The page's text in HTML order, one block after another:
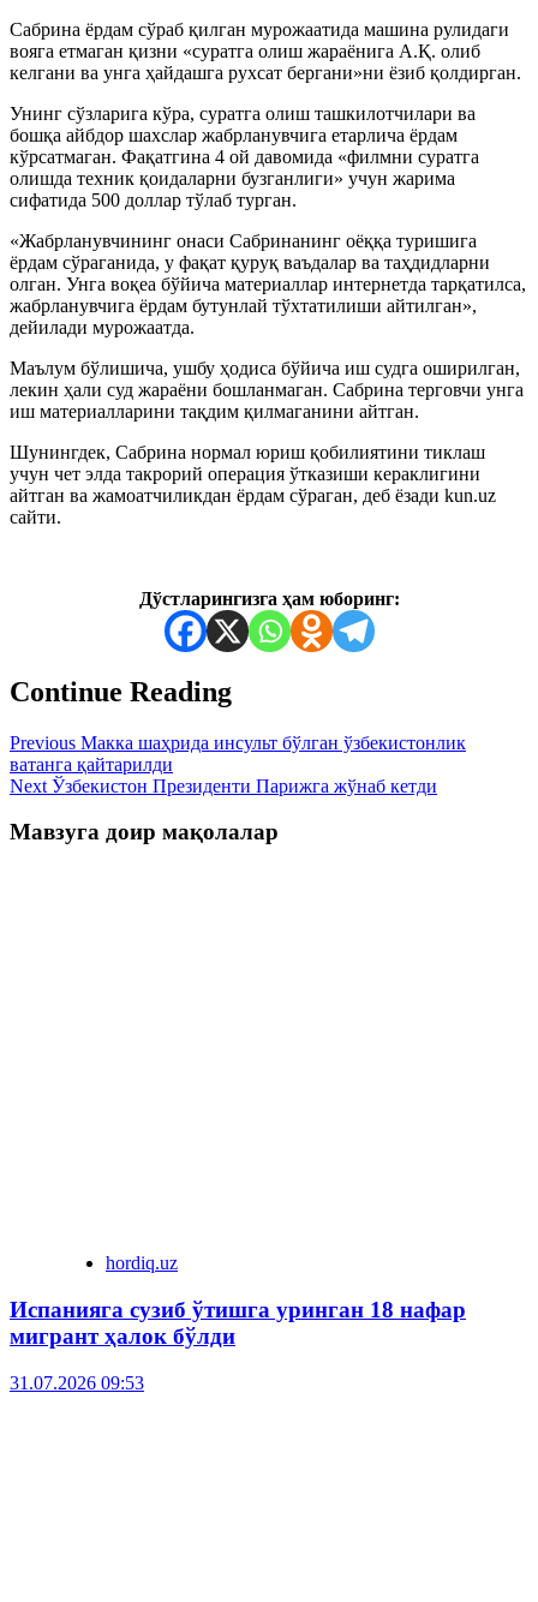
Сабрина ёрдам сўраб қилган мурожаатида машина рулидаги
вояга етмаган қизни «суратга олиш жараёнига А.Қ. олиб
келгани ва унга ҳайдашга рухсат бергани»ни ёзиб қолдирган.
Унинг сўзларига кўра, суратга олиш ташкилотчилари ва
бошқа айбдор шахслар жабрланувчига етарлича ёрдам
кўрсатмаган. Фақатгина 4 ой давомида «филмни суратга
олишда техник қоидаларни бузганлиги» учун жарима
сифатида 500 доллар тўлаб турган.
«Жабрланувчининг онаси Сабринанинг оёққа туришига
ёрдам сўраганида, у фақат қуруқ ваъдалар ва таҳдидларни
олган. Унга воқеа бўйича материаллар интернетда тарқатилса,
жабрланувчига ёрдам бутунлай тўхтатилиши айтилган»,
дейилади мурожаатда.
Маълум бўлишича, ушбу ҳодиса бўйича иш судга оширилган,
лекин ҳали суд жараёни бошланмаган. Сабрина терговчи унга
иш материалларини тақдим қилмаганини айтган.
Шунингдек, Сабрина нормал юриш қобилиятини тиклаш
учун чет элда такрорий операция ўтказиши кераклигини
айтган ва жамоатчиликдан ёрдам сўраган, деб ёзади kun.uz
сайти.
Дўстларингизга ҳам юборинг:
Continue Reading
Previous Макка шаҳрида инсульт бўлган ўзбекистонлик
ватанга қайтарилди
Next Ўзбекистон Президенти Парижга жўнаб кетди
Мавзуга доир мақолалар
hordiq.uz
Испанияга сузиб ўтишга уринган 18 нафар
мигрант ҳалок бўлди
31.07.2026 09:53